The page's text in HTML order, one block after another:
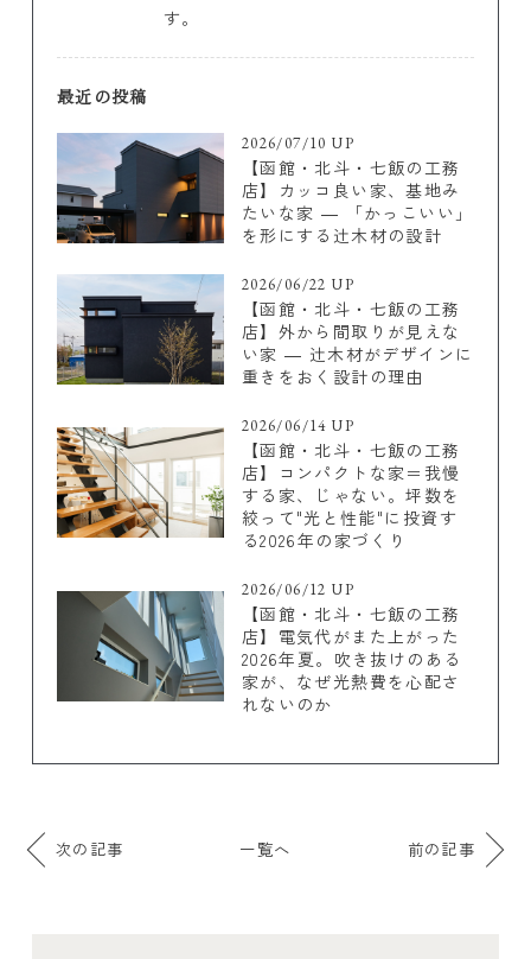
す。
最近の投稿
2026/07/10 UP
【函館・北斗・七飯の工務
店】カッコ良い家、基地み
たいな家 ― 「かっこいい」
を形にする辻木材の設計
2026/06/22 UP
【函館・北斗・七飯の工務
店】外から間取りが見えな
い家 ― 辻木材がデザインに
重きをおく設計の理由
2026/06/14 UP
【函館・北斗・七飯の工務
店】コンパクトな家＝我慢
する家、じゃない。坪数を
絞って"光と性能"に投資す
る2026年の家づくり
2026/06/12 UP
【函館・北斗・七飯の工務
店】電気代がまた上がった
2026年夏。吹き抜けのある
家が、なぜ光熱費を心配さ
れないのか
次の記事 一覧へ 前の記事